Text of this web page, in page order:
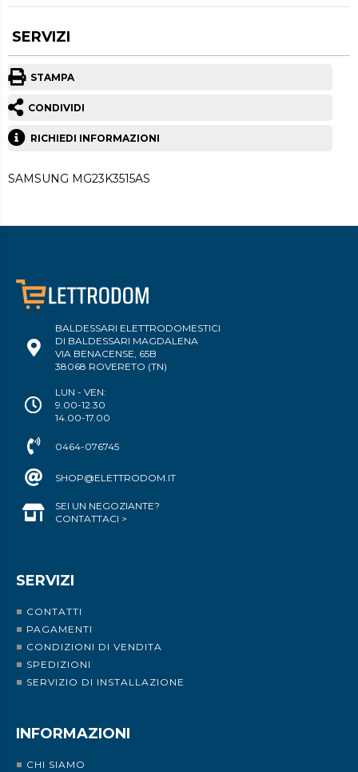
SERVIZI
STAMPA
CONDIVIDI
RICHIEDI INFORMAZIONI
SAMSUNG MG23K3515AS
BALDESSARI ELETTRODOMESTICI
DI BALDESSARI MAGDALENA
VIA BENACENSE, 65B
38068 ROVERETO (TN)
LUN - VEN:
9.00-12.30
14.00-17.00
0464-076745
SHOP@ELETTRODOM.IT
SEI UN NEGOZIANTE?
CONTATTACI >
SERVIZI
CONTATTI
PAGAMENTI
CONDIZIONI DI VENDITA
SPEDIZIONI
SERVIZIO DI INSTALLAZIONE
INFORMAZIONI
CHI SIAMO